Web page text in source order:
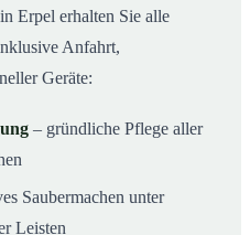
Erpel erhalten Sie alle
Anfahrt,
Geräte:
– gründliche Pflege aller
Saubermachen unter
Leisten